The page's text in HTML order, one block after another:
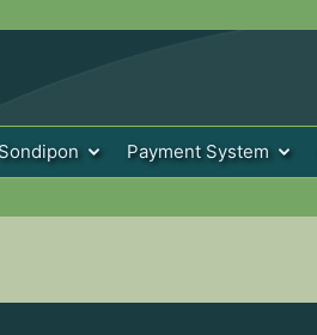
Sondipon Payment System